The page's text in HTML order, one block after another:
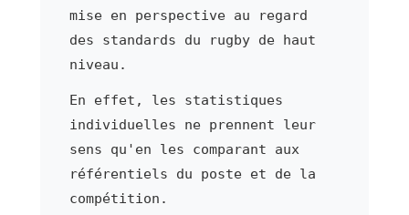
mise en perspective au regard
des standards du rugby de haut
niveau.
En effet, les statistiques
individuelles ne prennent leur
sens qu'en les comparant aux
référentiels du poste et de la
compétition.